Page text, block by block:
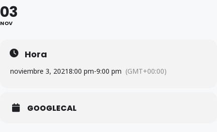
03
NOV
Hora
noviembre 3, 20218:00 pm-9:00 pm (GMT+00:00)
GOOGLECAL